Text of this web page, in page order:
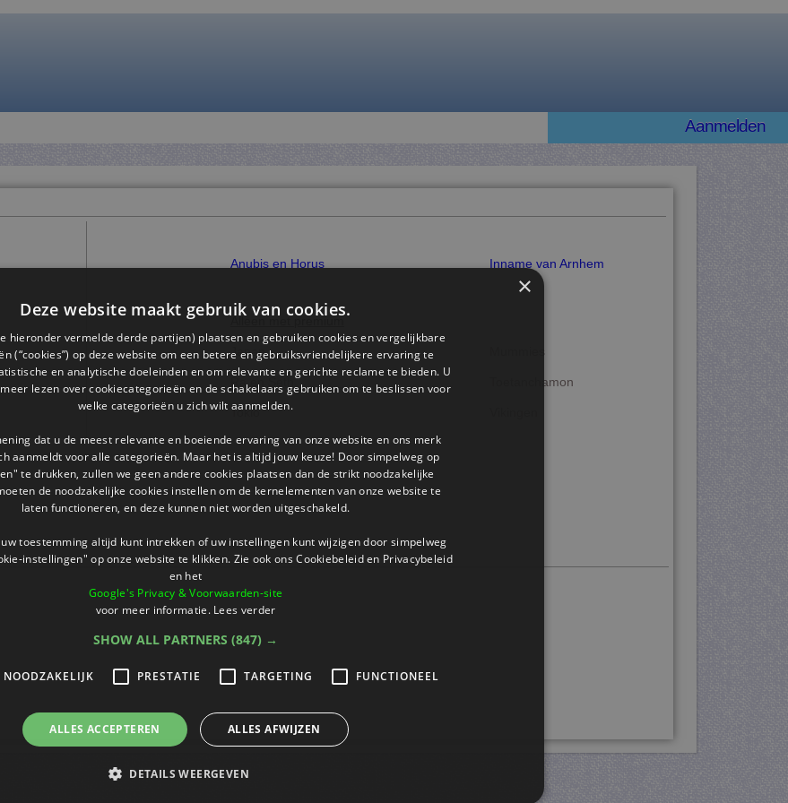
Aanmelden
Anubis en Horus Inname van Arnhem
Japan
Ra en Seth Toetanchamon
Tokio
×
Deze website maakt gebruik van cookies.
hieronder vermelde derde partijen) plaatsen en gebruiken cookies en vergelijkbare
(“cookies”) op deze website om een ​​betere en gebruiksvriendelijkere ervaring te
en analytische doeleinden en om relevante en gerichte reclame te bieden. U
lezen over cookiecategorieën en de schakelaars gebruiken om te beslissen voor
welke categorieën u zich wilt aanmelden.
dat u de meest relevante en boeiende ervaring van onze website en ons merk
aanmeldt voor alle categorieën. Maar het is altijd jouw keuze! Door simpelweg op
te drukken, zullen we geen andere cookies plaatsen dan de strikt noodzakelijke
de noodzakelijke cookies instellen om de kernelementen van onze website te
laten functioneren, en deze kunnen niet worden uitgeschakeld.
toestemming altijd kunt intrekken of uw instellingen kunt wijzigen door simpelweg
instellingen" op onze website te klikken. Zie ook ons ​​Cookiebeleid en Privacybeleid
en het
Google's Privacy & Voorwaarden-site
voor meer informatie. Lees verder
SHOW ALL PARTNERS (847) →
PRESTATIE TARGETING FUNCTIONEEL
ALLES ACCEPTEREN ALLES AFWIJZEN
DETAILS WEERGEVEN